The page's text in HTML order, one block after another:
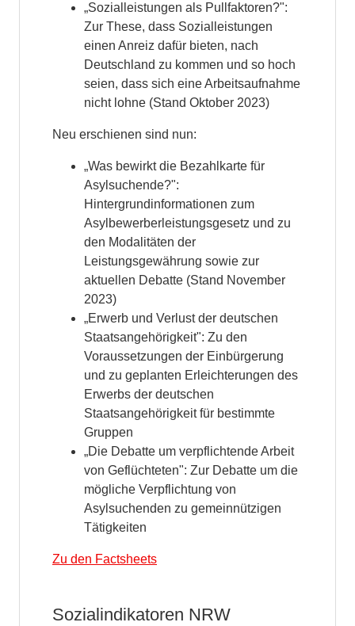
„Sozialleistungen als Pullfaktoren?":
Zur These, dass Sozialleistungen
einen Anreiz dafür bieten, nach
Deutschland zu kommen und so hoch
seien, dass sich eine Arbeitsaufnahme
nicht lohne (Stand Oktober 2023)
Neu erschienen sind nun:
„Was bewirkt die Bezahlkarte für
Asylsuchende?":
Hintergrundinformationen zum
Asylbewerberleistungsgesetz und zu
den Modalitäten der
Leistungsgewährung sowie zur
aktuellen Debatte (Stand November
2023)
„Erwerb und Verlust der deutschen
Staatsangehörigkeit": Zu den
Voraussetzungen der Einbürgerung
und zu geplanten Erleichterungen des
Erwerbs der deutschen
Staatsangehörigkeit für bestimmte
Gruppen
„Die Debatte um verpflichtende Arbeit
von Geflüchteten": Zur Debatte um die
mögliche Verpflichtung von
Asylsuchenden zu gemeinnützigen
Tätigkeiten
Zu den Factsheets
Sozialindikatoren NRW